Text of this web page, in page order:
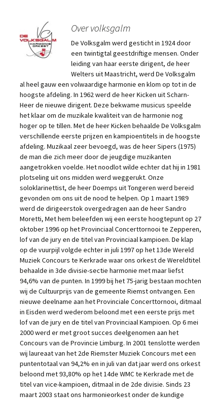
Over volksgalm
De Volksgalm werd gesticht in 1924 door
een twintigtal geestdriftige mensen. Onder
leiding van haar eerste dirigent, de heer
Welters uit Maastricht, werd De Volksgalm
al heel gauw een volwaardige harmonie en klom op tot in de
hoogste afdeling. In 1962 werd de heer Kicken uit Scharn-
Heer de nieuwe dirigent. Deze bekwame musicus speelde
het klaar om de muzikale kwaliteit van de harmonie nog
hoger op te tillen. Met de heer Kicken behaalde De Volksgalm
verschillende eerste prijzen en kampioentitels in de hoogste
afdeling. Muzikaal zeer bevoegd, was de heer Sipers (1975)
de man die zich meer door de jeugdige muzikanten
aangetrokken voelde. Het noodlot wilde echter dat hij in 1981
plotseling uit ons midden werd weggerukt. Onze
soloklarinettist, de heer Doemps uit Tongeren werd bereid
gevonden om ons uit de nood te helpen. Op 1 maart 1989
werd de dirigeerstok overgedragen aan de heer Sandro
Moretti, Met hem beleefden wij een eerste hoogtepunt op 27
oktober 1996 op het Provinciaal Concerttornooi te Zepperen,
lof van de jury en de titel van Provinciaal kampioen. De klap
op de vuurpijl volgde echter in juli 1997 op het 13de Wereld
Muziek Concours te Kerkrade waar ons orkest de Wereldtitel
behaalde in 3de divisie-sectie harmonie met maar liefst
94,6% van de punten. In 1999 bij het 75-jarig bestaan mochten
wij de Cultuurprijs van de gemeente Riemst ontvangen. Een
nieuwe deelname aan het Provinciale Concerttornooi, ditmaal
in Eisden werd wederom beloond met een eerste prijs met
lof van de jury en de titel van Provinciaal Kampioen. Op 6 mei
2000 werd er met groot succes deelgenomen aan het
Concours van de Provincie Limburg. In 2001 tenslotte werden
wij laureaat van het 2de Riemster Muziek Concours met een
puntentotaal van 94,2% en in juli van dat jaar werd ons orkest
beloond met 93,80% op het 14de WMC te Kerkrade met de
titel van vice-kampioen, ditmaal in de 2de divisie. Sinds 23
maart 2003 staat ons harmonieorkest onder de kundige